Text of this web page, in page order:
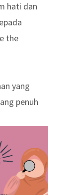
hati dan
the
yang
penuh